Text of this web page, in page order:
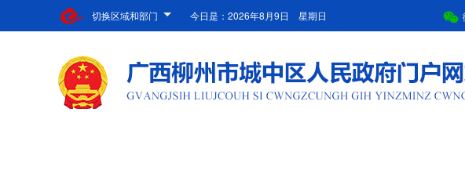
切换区域和部门 今日是： 2026年8月9日 星期日